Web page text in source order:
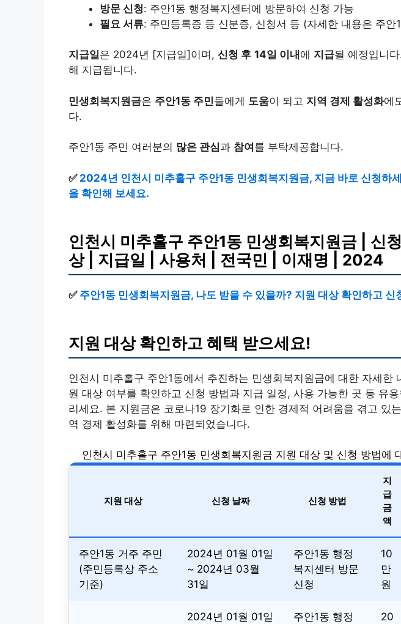
방문 신청: 주안1동 행정복지센터에 방문하여 신청 가능
필요 서류: 주민등록증 등 신분증, 신청서 등 (자세한 내용은 주안
지급일은 2024년 [지급일]이며, 신청 후 14일 이내 에 지급될 예정입니
해 지급됩니다.
민생회복지원금은 주안1동 주민들에게 도움이 되고 지역 경제 활성화에
다.
주안1동 주민 여러분의 많은 관심과 참여 를 부탁제공합니다.
✅ 2024년 인천시 미추홀구 주안1동 민생회복지원금, 지금 바로 신청하
을 확인해 보세요.
인천시 미추홀구 주안1동 민생회복지원금 | 신
상 | 지급일 | 사용처 | 전국민 | 이재명 | 2024
✅ 주안1동 민생회복지원금, 나도 받을 수 있을까? 지원 대상 확인하고 신
지원 대상 확인하고 혜택 받으세요!
인천시 미추홀구 주안1동에서 추진하는 민생회복지원금에 대한 자세한
원 대상 여부를 확인하고 신청 방법과 지급 일정, 사용 가능한 곳 등 유
리세요. 본 지원금은 코로나19 장기화로 인한 경제적 어려움을 겪고 있
역 경제 활성화를 위해 마련되었습니다.
인천시 미추홀구 주안1동 민생회복지원금 지원 대상 및 신청 방법에
지원 대상 신청 날짜 신청 방법
지
급
금
액
주안1동 거주 주민
(주민등록상 주소
기준)
2024년 01월 01일
~ 2024년 03월
31일
주안1동 행정
복지센터 방문
신청
10
만
원
2024년 01월 01일
주안1동 행정
20